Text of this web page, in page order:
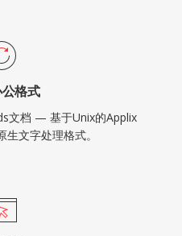
格式
文档 — 基于Unix的Applix
文字处理格式。